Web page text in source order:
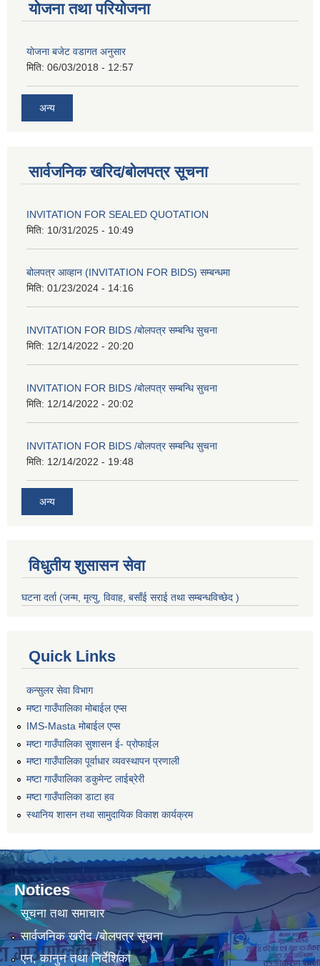
योजना तथा परियोजना
याेजना बजेट वडागत अनुसार
मिति: 06/03/2018 - 12:57
अन्य
सार्वजनिक खरिद/बोलपत्र सूचना
INVITATION FOR SEALED QUOTATION
मिति: 10/31/2025 - 10:49
बोलपत्र आव्हान (INVITATION FOR BIDS) सम्बन्धमा
मिति: 01/23/2024 - 14:16
INVITATION FOR BIDS /बोलपत्र सम्बन्धि सुचना
मिति: 12/14/2022 - 20:20
INVITATION FOR BIDS /बोलपत्र सम्बन्धि सुचना
मिति: 12/14/2022 - 20:02
INVITATION FOR BIDS /बोलपत्र सम्बन्धि सुचना
मिति: 12/14/2022 - 19:48
अन्य
विधुतीय शुसासन सेवा
घटना दर्ता (जन्म, मृत्यु, विवाह, बसाँई सराई तथा सम्बन्धविच्छेद )
Quick Links
कन्सुलर सेवा विभाग
मष्टा गाउँपालिका मोबाईल एप्स
IMS-Masta मोबाईल एप्स
मष्टा गाउँपालिका सुशासन ई- प्रोफाईल
मष्टा गाउँपालिका पूर्वाधार व्यवस्थापन प्रणाली
मष्टा गाउँपालिका डकुमेन्ट लाईब्रेरी
मष्टा गाउँपालिका डाटा हव
स्थानिय शासन तथा सामुदायिक विकाश कार्यक्रम
Notices
सूचना तथा समाचार
सार्वजनिक खरीद /बोलपत्र सूचना
एन, कानुन तथा निर्देशिका